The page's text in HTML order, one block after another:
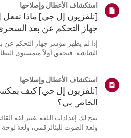
تختلف الصور أو ا...
استكشاف الأعطال وإصلاحها
[تلفزيون إل جي] ماذا تفعل
جهاز التحكم عن بعد
إذا لم يظهر مؤشر جهاز التحكم
الشاشة، فتحقق أولاً منمستوى
التلفزيون. أعد تسج...
استكشاف الأعطال وإصلاحها
[تلفزيون إل جي] كيف يمكنني
الخاص بي؟
تتيح لك إعدادات اللغة تغيير لغة
ولغة الصوت للبثالرقمي، ولغة